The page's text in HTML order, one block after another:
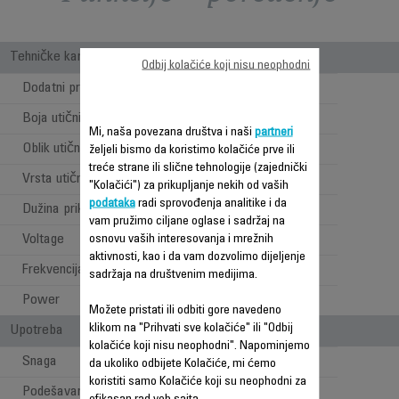
Tehničke karakteristike
Dodatni pribor uključen
Boja utičnice
Oblik utičnice Pod pravim uglom
Vrsta utičnice EVROPA
Dužina priključnog kabla 1.8 m
Voltage 220-240 V
Frekvencija 50-60 Hz
Power
Upotreba
Snaga 1000 W
Podešavanje Brzine /
Mi, naša povezana društva i naši partneri
željeli bismo da koristimo kolačiće prve ili
treće strane ili slične tehnologije (zajednički
"Kolačići") za prikupljanje nekih od vaših
podatakaradi sprovođenja analitike i da
vam pružimo ciljane oglase i sadržaj na
osnovu vaših interesovanja i mrežnih
aktivnosti, kao i da vam dozvolimo dijeljenje
sadržaja na društvenim medijima.
Možete pristati ili odbiti gore navedeno
klikom na "Prihvati sve kolačiće" ili "Odbij
kolačiće koji nisu neophodni". Napominjemo
da ukoliko odbijete Kolačiće, mi ćemo
koristiti samo Kolačiće koji su neophodni za
Odbij kolačiće koji nisu neophodni